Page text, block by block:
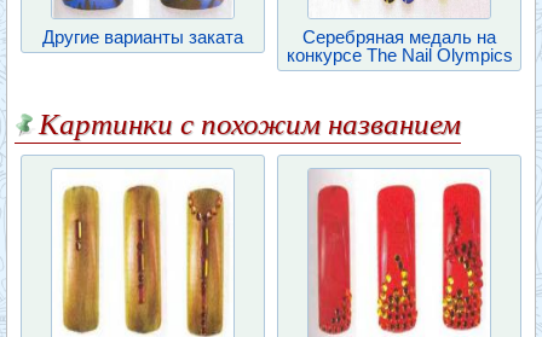
Другие варианты заката
Серебряная медаль на
конкурсе The Nail Olympics
Картинки с похожим названием